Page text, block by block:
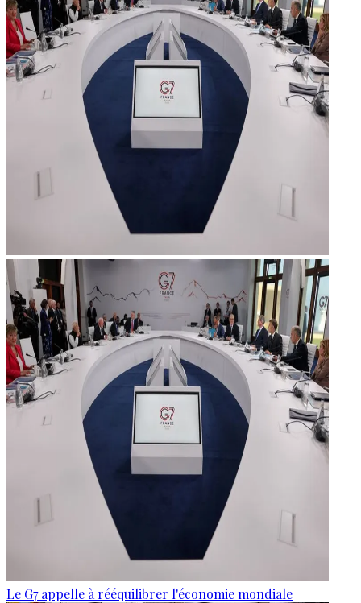
Le G7 appelle à rééquilibrer l'économie mondiale